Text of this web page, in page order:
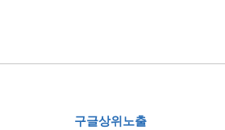
구글상위노출